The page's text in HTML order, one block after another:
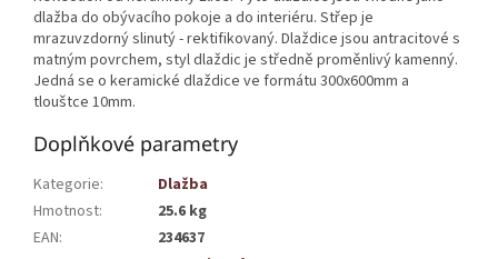
dlažba do obývacího pokoje a do interiéru. Střep je
mrazuvzdorný slinutý - rektifikovaný. Dlaždice jsou antracitové s
matným povrchem, styl dlaždic je středně proměnlivý kamenný.
Jedná se o keramické dlaždice ve formátu 300x600mm a
tlouštce 10mm.
Doplňkové parametry
Kategorie:
Dlažba
Hmotnost:
25.6 kg
EAN:
234637